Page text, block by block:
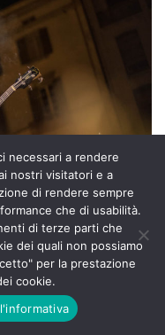
necessari a rendere
nostri visitatori e a
di rendere sempre
che di usabilità.
di terze parti che
dei quali non possiamo
per la prestazione
cookie.